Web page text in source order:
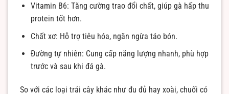
Vitamin B6: Tăng cường trao đổi chất, giúp gà hấp thu
protein tốt hơn.
Chất xơ: Hỗ trợ tiêu hóa, ngăn ngừa táo bón.
Đường tự nhiên: Cung cấp năng lượng nhanh, phù hợp
trước và sau khi đá gà.
So với các loại trái cây khác như đu đủ hay xoài, chuối có